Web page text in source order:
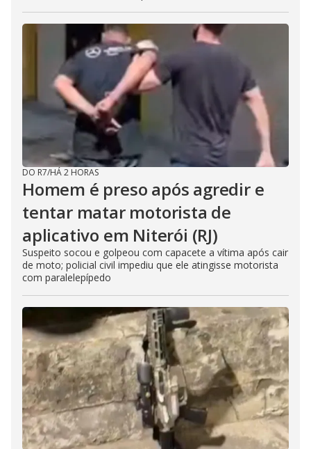
DO R7/HÁ 2 HORAS
Homem é preso após agredir e
tentar matar motorista de
aplicativo em Niterói (RJ)
Suspeito socou e golpeou com capacete a vítima após cair
de moto; policial civil impediu que ele atingisse motorista
com paralelepípedo